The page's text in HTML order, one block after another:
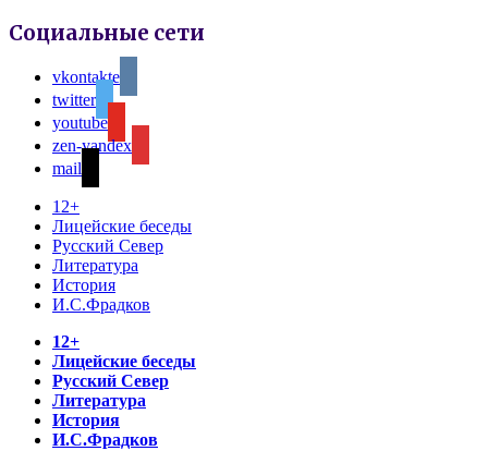
Социальные сети
vkontakte
twitter
youtube
zen-yandex
mail
12+
Лицейские беседы
Русский Север
Литература
История
И.С.Фрадков
12+
Лицейские беседы
Русский Север
Литература
История
И.С.Фрадков